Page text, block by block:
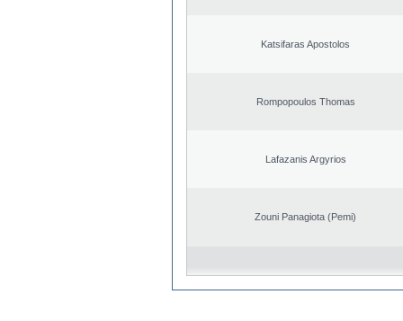
Katsifaras Apostolos
Rompopoulos Thomas
Lafazanis Argyrios
Zouni Panagiota (Pemi)